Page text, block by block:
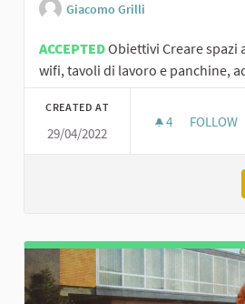
Giacomo Grilli
ACCEPTEDObiettivi Creare spazi
wifi, tavoli di lavoro e panchine,
CREATED AT
29/04/2022
4 4
FOLLOW